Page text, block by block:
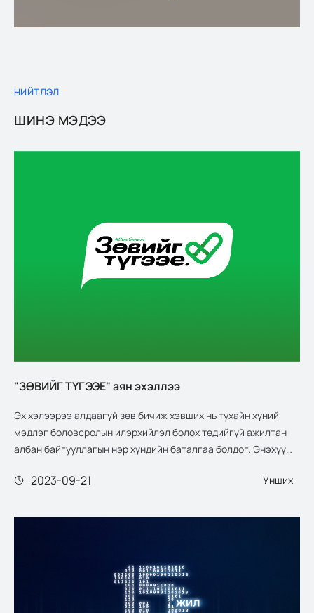
НИЙТЛЭЛ
ШИНЭ МЭДЭЭ
"ЗӨВИЙГ ТҮГЭЭЕ" аян эхэллээ
Эх хэлээрээ алдаагүй зөв бичиж хэвших нь тухайн хүний
мэдлэг боловсролын илэрхийлэл болох төдийгүй ажилтан
албан байгууллагын нэр хүндийн баталгаа болдог. Энэхүү
ДУРАН” зөв бичгийн алдаа шалгах программ юм.
2023-09-21 Унших